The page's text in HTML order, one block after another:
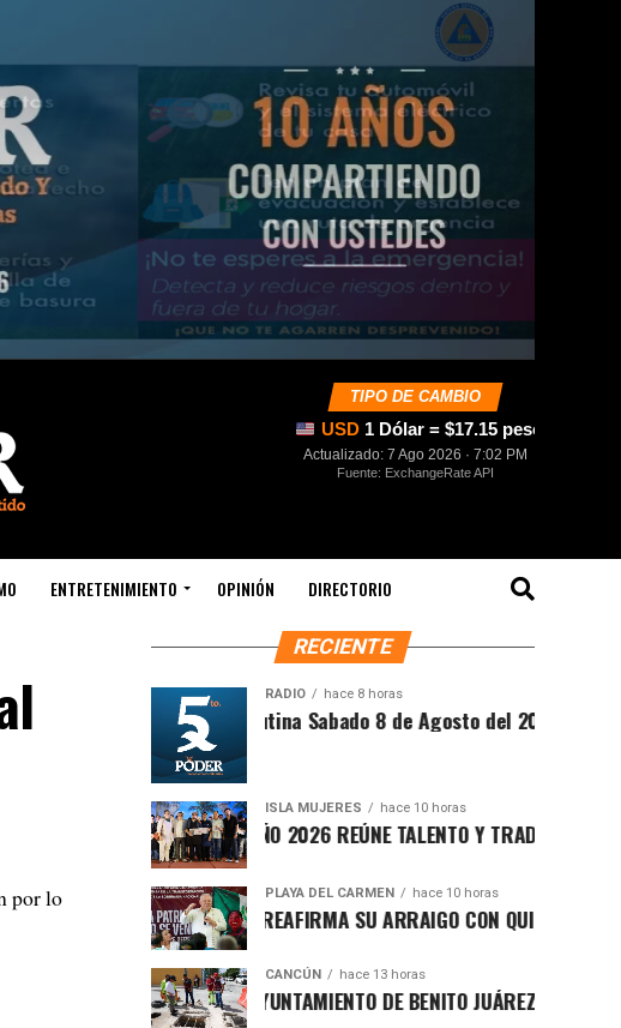
TIPO DE CAMBIO
USD 1 Dólar = $17.15 pesos
Actualizado: 7 Ago 2026 · 7:02 PM
Fuente: ExchangeRate API
ENTRETENIMIENTO OPINIÓN DIRECTORIO
por lo
RECIENTE
RADIO hace 8 horas
Síntesis Matutina Sabado 8 de Agosto del 2026
ISLA MUJERES hace 10 horas
CEVICHE ISLEÑO 2026 REÚNE TALENTO Y TRADICIÓN EN ISLA
PLAYA DEL CARMEN hace 10 horas
RAFA MARÍN REAFIRMA SU ARRAIGO CON QUINTANA ROO Y
CANCÚN hace 13 horas
FORTALECE AYUNTAMIENTO DE BENITO JUÁREZ ACCIONES